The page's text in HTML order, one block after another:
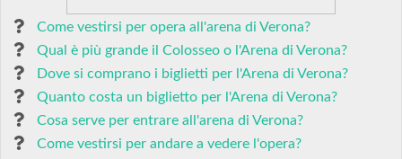
Come vestirsi per opera all'arena di Verona?
Qual è più grande il Colosseo o l'Arena di Verona?
Dove si comprano i biglietti per l'Arena di Verona?
Quanto costa un biglietto per l'Arena di Verona?
Cosa serve per entrare all'arena di Verona?
Come vestirsi per andare a vedere l'opera?